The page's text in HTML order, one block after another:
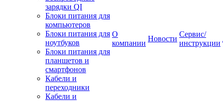
зарядки QI
Блоки питания для
компьютеров
Блоки питания для
ноутбуков
Блоки питания для
планшетов и
смартфонов
Кабели и
переходники
Кабели и
О
компании
Новости
Сервис/
инструкции